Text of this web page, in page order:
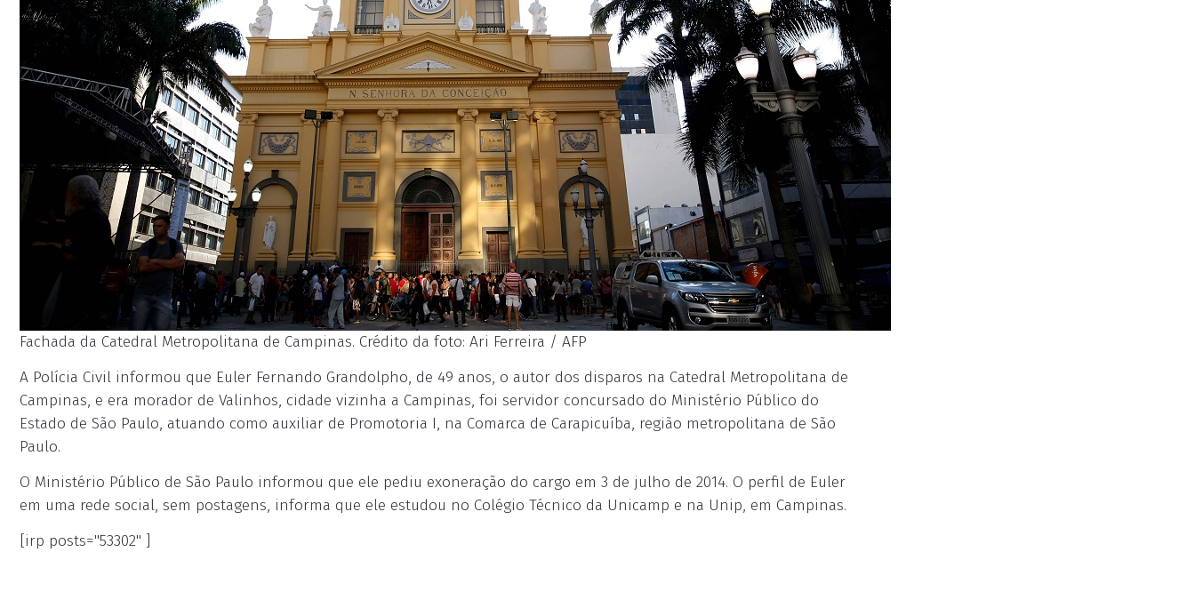
Fachada da Catedral Metropolitana de Campinas. Crédito da foto: Ari Ferreira / AFP
A Polícia Civil informou que Euler Fernando Grandolpho, de 49 anos, o autor dos disparos na Catedral Metropolitana de
Campinas, e era morador de Valinhos, cidade vizinha a Campinas, foi servidor concursado do Ministério Público do
Estado de São Paulo, atuando como auxiliar de Promotoria I, na Comarca de Carapicuíba, região metropolitana de São
Paulo.
O Ministério Público de São Paulo informou que ele pediu exoneração do cargo em 3 de julho de 2014. O perfil de Euler
em uma rede social, sem postagens, informa que ele estudou no Colégio Técnico da Unicamp e na Unip, em Campinas.
[irp posts="53302" ]